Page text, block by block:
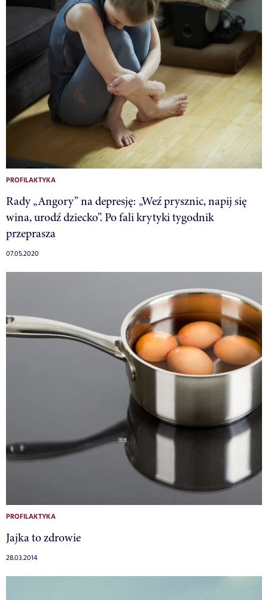
PROFILAKTYKA
Rady „Angory” na depresję: „Weź prysznic, napij się
wina, urodź dziecko”. Po fali krytyki tygodnik
przeprasza
07.05.2020
PROFILAKTYKA
Jajka to zdrowie
28.03.2014